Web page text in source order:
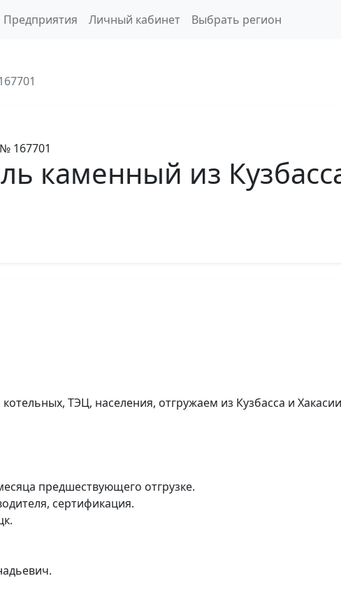
Предприятия Личный кабинет Выбрать регион
№ 167701
каменный из
ТЭЦ, населения, отгружаем из Кузбасса и
предшествующего отгрузке.
сертификация.